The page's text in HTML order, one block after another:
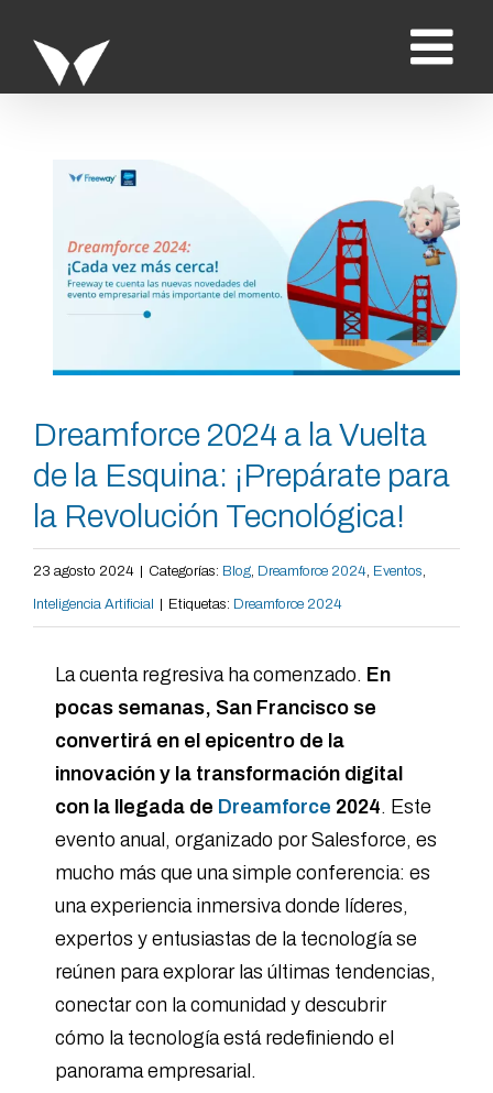
contenido
Ver
más
grande
Dreamforce 2024 a la Vuelta
de la Esquina: ¡Prepárate para
la Revolución Tecnológica!
23 agosto 2024 Categorías: Blog, Dreamforce 2024, Eventos,
Inteligencia Artificial Etiquetas: Dreamforce 2024
La cuenta regresiva ha comenzado. En
pocas semanas, San Francisco se
convertirá en el epicentro de la
innovación y la transformación digital
con la llegada de Dreamforce 2024. Este
evento anual, organizado por Salesforce, es
mucho más que una simple conferencia: es
una experiencia inmersiva donde líderes,
expertos y entusiastas de la tecnología se
reúnen para explorar las últimas tendencias,
conectar con la comunidad y descubrir
cómo la tecnología está redefiniendo el
panorama empresarial.